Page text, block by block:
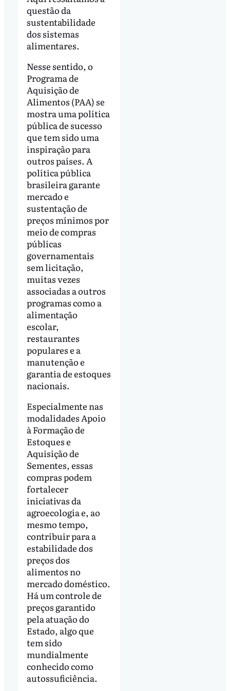
questão da
sustentabilidade
dos sistemas
alimentares.
Nesse sentido, o
Programa de
Aquisição de
Alimentos (PAA) se
mostra uma política
pública de sucesso
que tem sido uma
inspiração para
outros países. A
política pública
brasileira garante
mercado e
sustentação de
preços mínimos por
meio de compras
públicas
governamentais
sem licitação,
muitas vezes
associadas a outros
programas como a
alimentação
escolar,
restaurantes
populares e a
manutenção e
garantia de estoques
nacionais.
Especialmente nas
modalidades Apoio
à Formação de
Estoques e
Aquisição de
Sementes, essas
compras podem
fortalecer
iniciativas da
agroecologia e, ao
mesmo tempo,
contribuir para a
estabilidade dos
preços dos
alimentos no
mercado doméstico.
Há um controle de
preços garantido
pela atuação do
Estado, algo que
tem sido
mundialmente
conhecido como
autossuficiência.